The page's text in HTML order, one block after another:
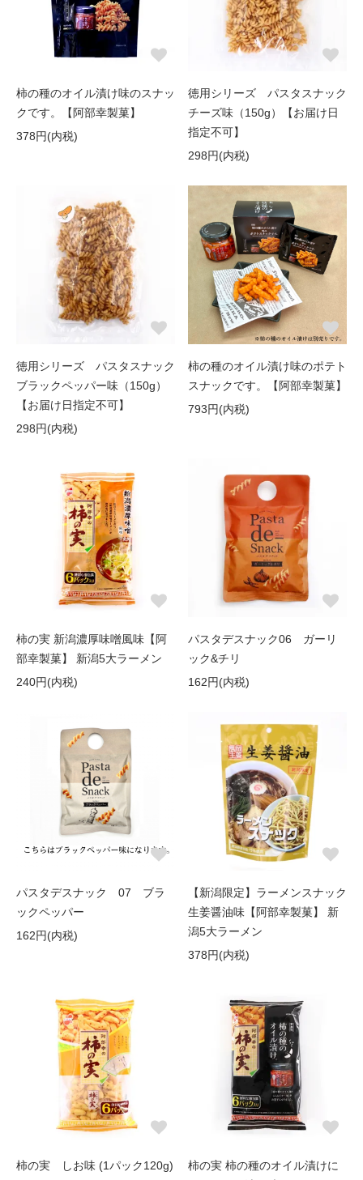
柿の種のオイル漬け味のスナッ
クです。【阿部幸製菓】
378円(内税)
徳用シリーズ パスタスナック
チーズ味（150g）【お届け日
指定不可】
298円(内税)
徳用シリーズ パスタスナック
ブラックペッパー味（150g）
【お届け日指定不可】
298円(内税)
柿の種のオイル漬け味のポテト
スナックです。【阿部幸製菓】
793円(内税)
柿の実 新潟濃厚味噌風味【阿
部幸製菓】 新潟5大ラーメン
240円(内税)
パスタデスナック06 ガーリ
ック&チリ
162円(内税)
パスタデスナック 07 ブラ
ックペッパー
162円(内税)
【新潟限定】ラーメンスナック
生姜醤油味【阿部幸製菓】 新
潟5大ラーメン
378円(内税)
柿の実 しお味 (1パック120g)
柿の実 柿の種のオイル漬けに